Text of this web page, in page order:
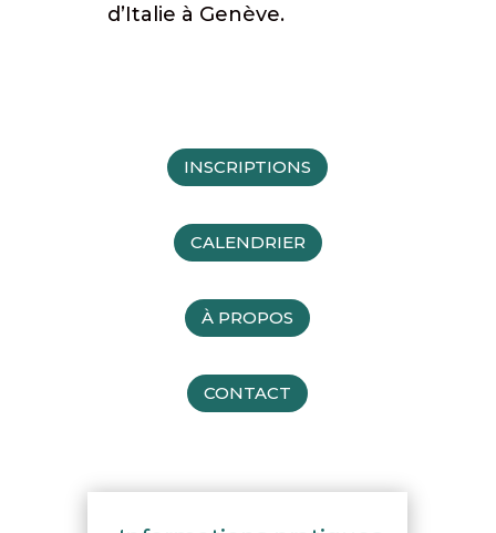
d’Italie à Genève.
INSCRIPTIONS
CALENDRIER
À PROPOS
CONTACT